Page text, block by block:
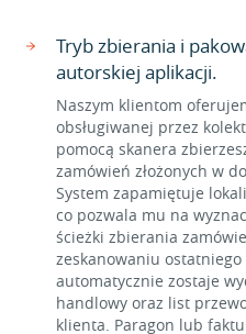
Tryb zbierania i
autorskiej aplikacji.
Naszym klientom
obsługiwanej przez
pomocą skanera
zamówień złożonych w
System zapamiętuje
co pozwala mu na
ścieżki zbierania
zeskanowaniu
automatycznie zostaje
handlowy oraz list
klienta. Paragon lub